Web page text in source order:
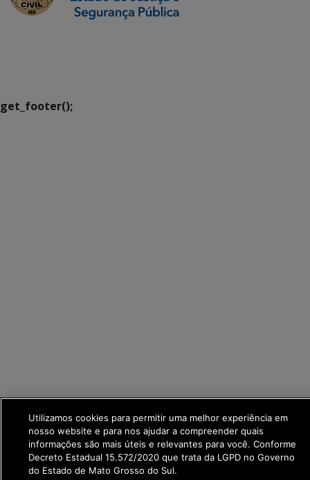
get_footer();
Utilizamos cookies para permitir uma melhor experiência em
nosso website e para nos ajudar a compreender quais
informações são mais úteis e relevantes para você. Conforme
Decreto Estadual 15.572/2020 que trata da LGPD no Governo
do Estado de Mato Grosso do Sul.